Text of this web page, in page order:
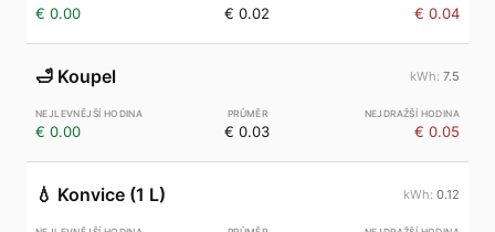
€ 0.00 € 0.02 € 0.04
🛁 Koupel 7.5
€ 0.00 € 0.03 € 0.05
💧 Konvice (1 L) 0.12